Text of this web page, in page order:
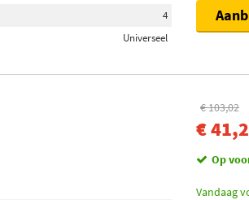
4
Universeel
€ 103,02
€
Op
Vandaag